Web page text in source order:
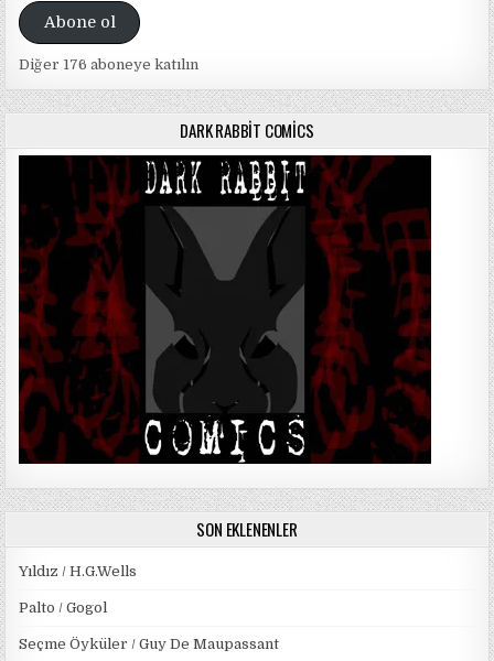
AdresiAbone ol
Diğer 176 aboneye katılın
DARK RABBIT COMICS
SON EKLENENLER
Yıldız / H.G.Wells
Palto / Gogol
Seçme Öyküler / Guy De Maupassant